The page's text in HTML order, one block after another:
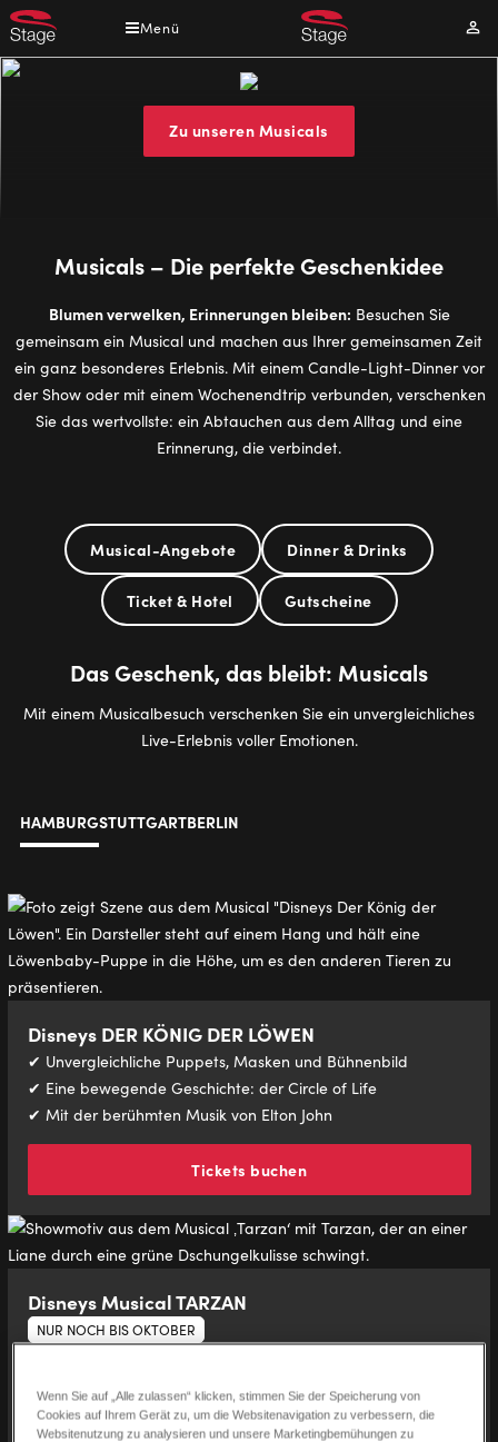
Direkt
zum
Inhalt
Menü
Musicals
sind
das
Zu unseren Musicals
Musicals – Die perfekte Geschenkidee
Blumen verwelken, Erinnerungen bleiben: Besuchen Sie
gemeinsam ein Musical und machen aus Ihrer gemeinsamen Zeit
ein ganz besonderes Erlebnis. Mit einem Candle-Light-Dinner vor
der Show oder mit einem Wochenendtrip verbunden, verschenken
Sie das wertvollste: ein Abtauchen aus dem Alltag und eine
Erinnerung, die verbindet.
Musical-Angebote Dinner & Drinks
Ticket & Hotel Gutscheine
Das Geschenk, das bleibt: Musicals
Mit einem Musicalbesuch verschenken Sie ein unvergleichliches
Live-Erlebnis voller Emotionen.
HAMBURGSTUTTGARTBERLIN
Disneys DER KÖNIG DER LÖWEN
✔ Unvergleichliche Puppets, Masken und Bühnenbild
✔ Eine bewegende Geschichte: der Circle of Life
✔ Mit der berühmten Musik von Elton John
Tickets buchen
Disneys Musical TARZAN
NUR NOCH BIS OKTOBER
✔ Mit der Musik von Weltstar Phil Collins
Wenn Sie auf „Alle zulassen“ klicken, stimmen Sie der Speicherung von
Cookies auf Ihrem Gerät zu, um die Websitenavigation zu verbessern, die
Websitenutzung zu analysieren und unsere Marketingbemühungen zu